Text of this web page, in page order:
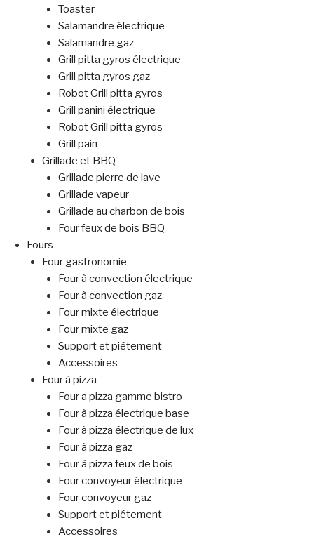
Toaster
Salamandre électrique
Salamandre gaz
Grill pitta gyros électrique
Grill pitta gyros gaz
Robot Grill pitta gyros
Grill panini électrique
Robot Grill pitta gyros
Grill pain
Grillade et BBQ
Grillade pierre de lave
Grillade vapeur
Grillade au charbon de bois
Four feux de bois BBQ
Fours
Four gastronomie
Four à convection électrique
Four à convection gaz
Four mixte électrique
Four mixte gaz
Support et piétement
Accessoires
Four à pizza
Four a pizza gamme bistro
Four à pizza électrique base
Four à pizza électrique de lux
Four à pizza gaz
Four à pizza feux de bois
Four convoyeur électrique
Four convoyeur gaz
Support et piétement
Accessoires